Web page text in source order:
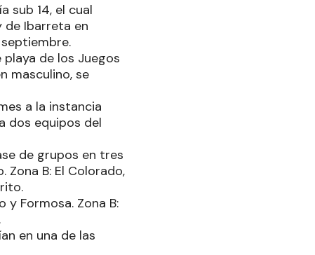
sub 14, el cual
de Ibarreta en
de los Juegos
masculino, se
a la instancia
dos equipos del
de grupos en tres
Zona B: El Colorado,
y Formosa. Zona B:
en una de las